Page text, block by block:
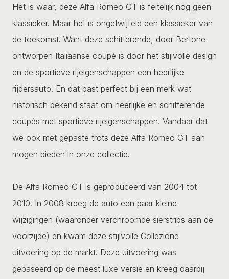
Het is waar, deze Alfa Romeo GT is feitelijk nog geen
klassieker. Maar het is ongetwijfeld een klassieker van
de toekomst. Want deze schitterende, door Bertone
ontworpen Italiaanse coupé is door het stijlvolle design
en de sportieve rijeigenschappen een heerlijke
rijdersauto. En dat past perfect bij een merk wat
historisch bekend staat om heerlijke en schitterende
coupés met sportieve rijeigenschappen. Vandaar dat
we ook met gepaste trots deze Alfa Romeo GT aan
mogen bieden in onze collectie.
De Alfa Romeo GT is geproduceerd van 2004 tot
2010. In 2008 kreeg de auto een paar kleine
wijzigingen (waaronder verchroomde sierstrips aan de
voorzijde) en kwam deze stijlvolle Collezione
uitvoering op de markt. Deze uitvoering was
gebaseerd op de meest luxe versie en kreeg daarbij